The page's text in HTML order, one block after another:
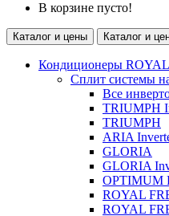
В корзине пусто!
Каталог и цены Каталог и
Кондиционеры
Сплит системы
Все
TRIUMPH
TRIUMPH
ARIA
GLORIA
GLORIA
OPTIMUM
ROYAL
ROYAL